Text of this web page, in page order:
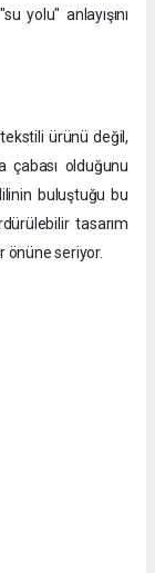
yolu" anlayışını
ürünü değil,
çabası olduğunu
buluştuğu bu
tasarım
önüne seriyor.